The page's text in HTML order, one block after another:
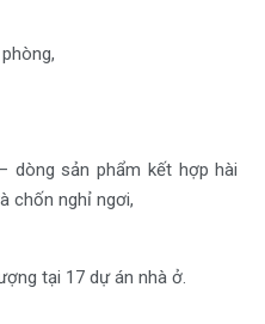
dòng sản phẩm kết hợp hài
chốn nghỉ ngơi,
tại 17 dự án nhà ở.